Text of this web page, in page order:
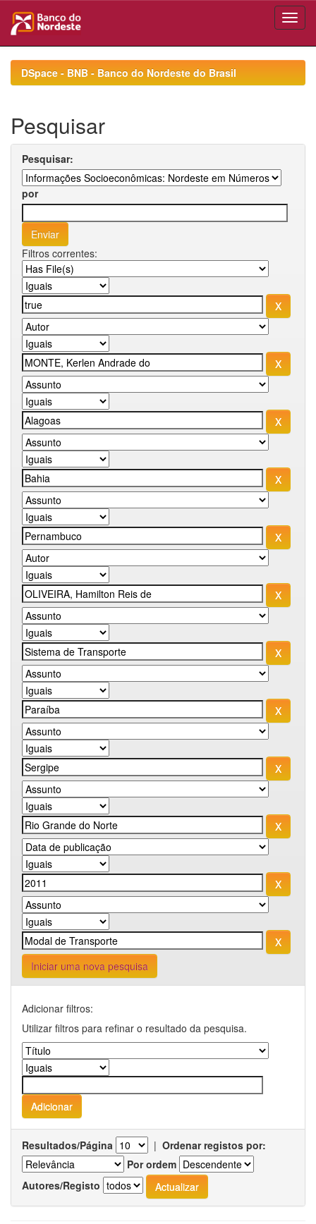
navigationDSpace - BNB - Banco do Nordeste do Brasil
Pesquisar
Pesquisar:
por
Filtros correntes:
Iniciar uma nova pesquisa
Adicionar filtros:
Utilizar filtros para refinar o resultado da pesquisa.
Resultados/Página | Ordenar registos por:
Por ordem
Autores/Registo